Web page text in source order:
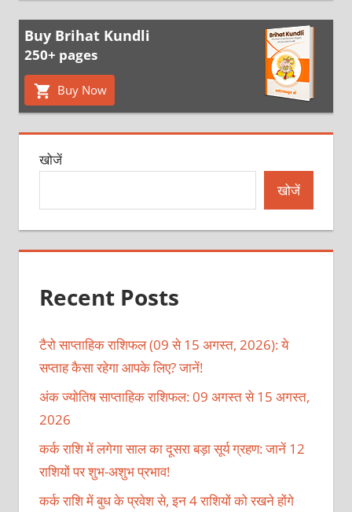
Buy Brihat Kundli
250+ pages
Buy Now
खोजें
खोजें
Recent Posts
टैरो साप्ताहिक राशिफल (09 से 15 अगस्त, 2026): ये
सप्ताह कैसा रहेगा आपके लिए? जानें!
अंक ज्योतिष साप्ताहिक राशिफल: 09 अगस्त से 15 अगस्त,
2026
कर्क राशि में लगेगा साल का दूसरा बड़ा सूर्य ग्रहण: जानें 12
राशियों पर शुभ-अशुभ प्रभाव!
कर्क राशि में बुध के प्रवेश से, इन 4 राशियों को रखने होंगे